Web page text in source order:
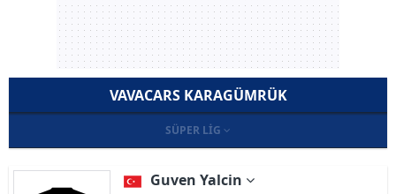
VAVACARS KARAGÜMRÜK
SÜPER LIG
Guven Yalcin